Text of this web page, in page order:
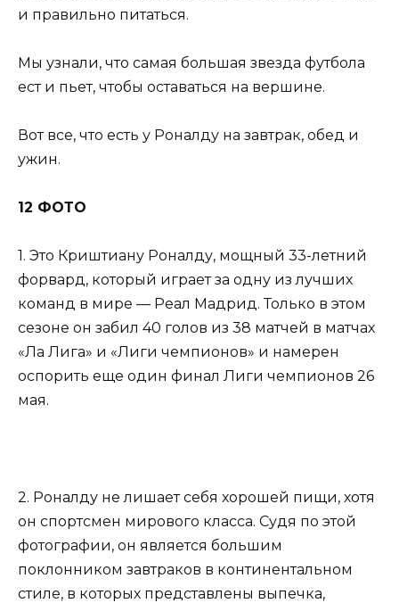
и правильно питаться.
Мы узнали, что самая большая звезда футбола
ест и пьет, чтобы оставаться на вершине.
Вот все, что есть у Роналду на завтрак, обед и
ужин.
12 ФОТО
1. Это Криштиану Роналду, мощный 33-летний
форвард, который играет за одну из лучших
команд в мире — Реал Мадрид. Только в этом
сезоне он забил 40 голов из 38 матчей в матчах
«Ла Лига» и «Лиги чемпионов» и намерен
оспорить еще один финал Лиги чемпионов 26
мая.
2. Роналду не лишает себя хорошей пищи, хотя
он спортсмен мирового класса. Судя по этой
фотографии, он является большим
поклонником завтраков в континентальном
стиле, в которых представлены выпечка,